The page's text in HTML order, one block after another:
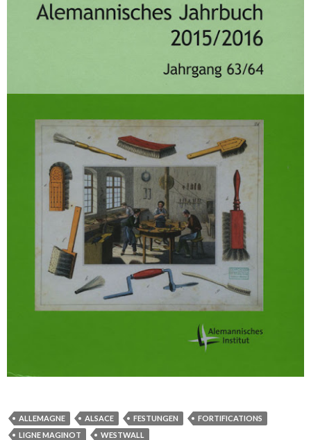
ALLEMAGNE ALSACE FESTUNGEN
FORTIFICATIONS
LIGNE MAGINOT
WESTWALL